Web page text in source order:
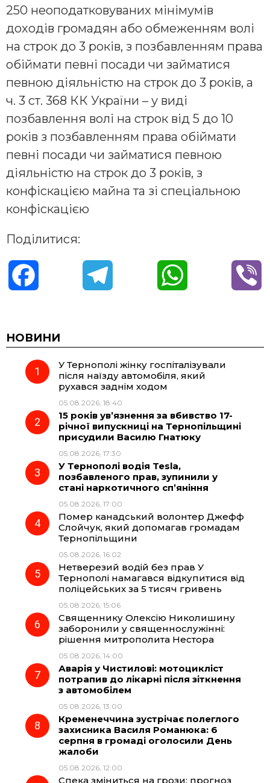
250 неоподатковуваних мінімумів
доходів громадян або обмеженням волі
на строк до 3 років, з позбавленням права
обіймати певні посади чи займатися
певною діяльністю на строк до 3 років, а
ч. 3 ст. 368 КК України – у виді
позбавлення волі на строк від 5 до 10
років з позбавленням права обіймати
певні посади чи займатися певною
діяльністю на строк до 3 років, з
конфіскацією майна та зі спеціальною
конфіскацією
Поділитися:
c
e
o
k
e
r
a
m
t
A
p
НОВИНИ
У Тернополі жінку госпіталізували
після наїзду автомобіля, який
рухався заднім ходом
05.08.2026, 18:40
15 років ув’язнення за вбивство 17-
річної випускниці на Тернопільщині
присудили Василю Гнатюку
05.08.2026, 17:30
У Тернополі водія Tesla,
позбавленого прав, зупинили у
стані наркотичного сп’яніння
05.08.2026, 17:00
Помер канадський волонтер Джефф
Слойчук, який допомагав громадам
Тернопільщини
05.08.2026, 16:02
Нетверезий водій без прав У
Тернополі намагався відкупитися від
поліцейських за 5 тисяч гривень
05.08.2026, 15:06
Священнику Олексію Николишину
заборонили у священнослужінні:
рішення митрополита Нестора
05.08.2026, 14:00
Аварія у Чистилові: мотоцикліст
потрапив до лікарні після зіткнення
з автомобілем
05.08.2026, 13:00
Кременеччина зустрічає полеглого
захисника Василя Романюка: 6
серпня в громаді оголосили День
жалоби
05.08.2026, 12:00
Спека зміниться на грози: прогноз